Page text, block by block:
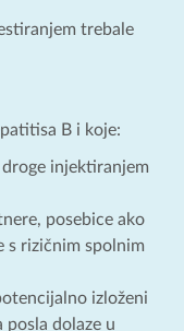
trebale
B i koje:
injektiranjem
posebice ako
s rizičnim spolnim
izloženi
posla dolaze u